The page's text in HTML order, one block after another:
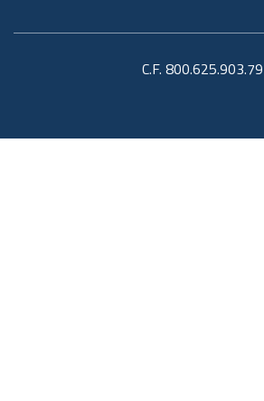
C.F. 800.625.903.79